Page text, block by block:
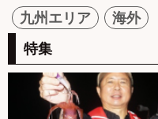
九州エリア
海外
特集